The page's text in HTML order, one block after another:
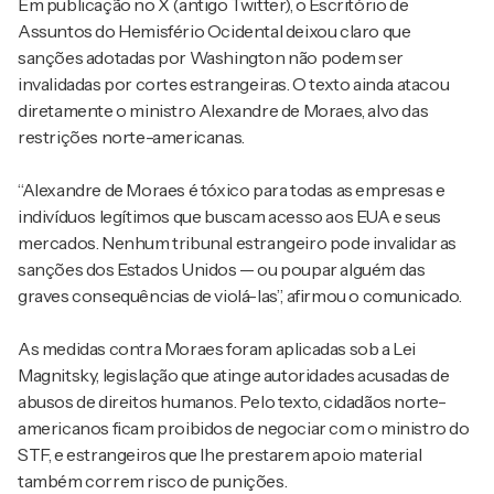
Em publicação no X (antigo Twitter), o Escritório de
Assuntos do Hemisfério Ocidental deixou claro que
sanções adotadas por Washington não podem ser
invalidadas por cortes estrangeiras. O texto ainda atacou
diretamente o ministro Alexandre de Moraes, alvo das
restrições norte-americanas.
“Alexandre de Moraes é tóxico para todas as empresas e
indivíduos legítimos que buscam acesso aos EUA e seus
mercados. Nenhum tribunal estrangeiro pode invalidar as
sanções dos Estados Unidos — ou poupar alguém das
graves consequências de violá-las”, afirmou o comunicado.
As medidas contra Moraes foram aplicadas sob a Lei
Magnitsky, legislação que atinge autoridades acusadas de
abusos de direitos humanos. Pelo texto, cidadãos norte-
americanos ficam proibidos de negociar com o ministro do
STF, e estrangeiros que lhe prestarem apoio material
também correm risco de punições.